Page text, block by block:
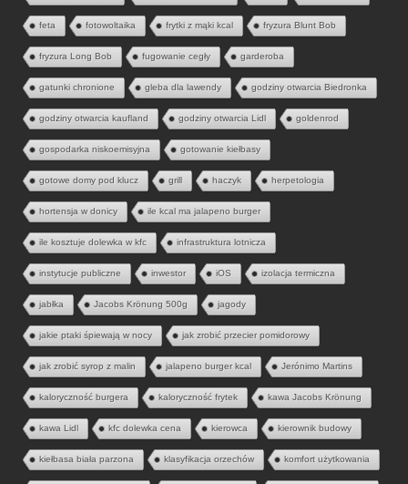
feta fotowoltaika frytki z mąki kcal fryzura Blunt Bob
fryzura Long Bob fugowanie cegły garderoba
gatunki chronione gleba dla lawendy godziny otwarcia Biedronka
godziny otwarcia kaufland godziny otwarcia Lidl goldenrod
gospodarka niskoemisyjna gotowanie kiełbasy
gotowe domy pod klucz grill haczyk herpetologia
hortensja w donicy ile kcal ma jalapeno burger
ile kosztuje dolewka w kfc infrastruktura lotnicza
instytucje publiczne inwestor iOS izolacja termiczna
jabłka Jacobs Krönung 500g jagody
jakie ptaki śpiewają w nocy jak zrobić przecier pomidorowy
jak zrobić syrop z malin jalapeno burger kcal Jerónimo Martins
kaloryczność burgera kaloryczność frytek kawa Jacobs Krönung
kawa Lidl kfc dolewka cena kierowca kierownik budowy
kiełbasa biała parzona klasyfikacja orzechów komfort użytkowania